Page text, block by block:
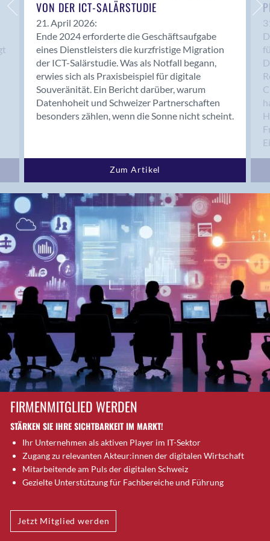
Bern 15
Bern 22
Bern 65
Bern 9
Bern-Zollikofen
Biel/Bienne
Binningen
Birsfelden
Bottighofen
Bremgarten bei Bern
Brig
Brig-Glis
Bronschhofen
Brugg
Brugg AG
Brütten
Bubendorf
Buchs (SG)
Burgdorf
Bäretswil
Bülach
Cazis
Cham
Chur
Crissier
Dierikon
Dietikon
VON DER ICT-SALÄRSTUDIE
21. April 2026:
Ende 2024 erforderte die Geschäftsaufgabe
eines Dienstleisters die kurzfristige Migration
der ICT-Salärstudie. Was als Notfall begann,
erwies sich als Praxisbeispiel für digitale
Souveränität. Ein Bericht darüber, warum
Datenhoheit und Schweizer Partnerschaften
besonders zählen, wenn die Sonne nicht scheint.
Zum Artikel
FIRMENMITGLIED WERDEN
STÄRKEN SIE IHRE SICHTBARKEIT IM MARKT!
Ihr Unternehmen als aktiven Player im IT-Sektor
Zugang zu relevanten Akteur:innen der digitalen Wirtschaft
Mitarbeitende am Puls der digitalen Schweiz
Gezielte Unterstützung für Fachbereiche und Führung
Jetzt Mitglied werden